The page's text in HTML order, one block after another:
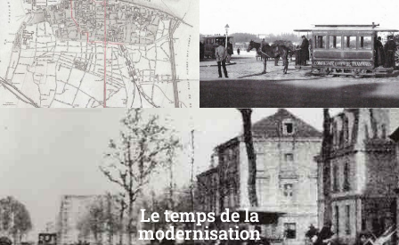
Le temps de la
modernisation